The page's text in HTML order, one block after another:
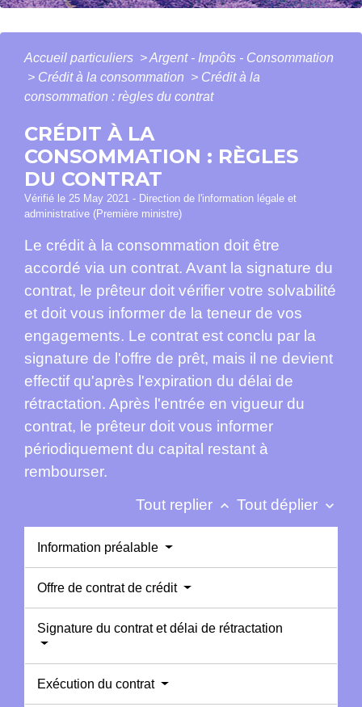
Accueil particuliers >Argent - Impôts - Consommation
> Crédit à la consommation > Crédit à la
consommation : règles du contrat
CRÉDIT À LA
CONSOMMATION : RÈGLES
DU CONTRAT
Vérifié le 25 May 2021 - Direction de l'information légale et
administrative (Première ministre)
Le crédit à la consommation doit être
accordé via un contrat. Avant la signature du
contrat, le prêteur doit vérifier votre solvabilité
et doit vous informer de la teneur de vos
engagements. Le contrat est conclu par la
signature de l'offre de prêt, mais il ne devient
effectif qu'après l'expiration du délai de
rétractation. Après l'entrée en vigueur du
contrat, le prêteur doit vous informer
périodiquement du capital restant à
rembourser.
Tout replier keyboard_arrow_up Tout déplier keyboard_arrow_down
Information préalable
Offre de contrat de crédit
Signature du contrat et délai de rétractation
Exécution du contrat